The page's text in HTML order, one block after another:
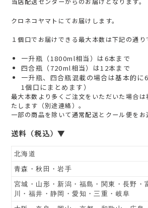
クロネコヤマトにてお届けします。
１個口でお届けできる最大本数は下記の通り
一升瓶（1800ml相当）は6本まで
四合瓶（720ml相当）は12本まで
一升瓶、四合瓶混載の場合は基本的に
1個口にまとめます）
最大本数より多くご注文をいただいた場合
たします（別途連絡）。
一部の商品を除いて通常配送とクール便をお
送料（税込）▼
北海道
青森・秋田・岩手
宮城・山形・新潟・福島・関東・長野・
川・福井・静岡・愛知・三重・岐阜